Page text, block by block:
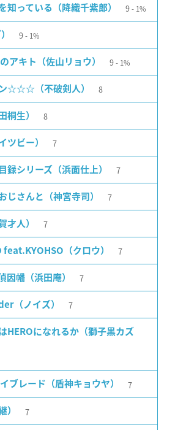
知っている（降織千紫郎） 9 1%
9 1%
アキト（佐山リョウ） 9 1%
☆☆☆（不破剣人） 8
桐生） 8
ツビー） 7
録シリーズ（浜面仕上） 7
じさんと（神宮寺司） 7
才人） 7
feat.KYOHSO（クロウ） 7
因幡（浜田庵） 7
（ノイズ） 7
HEROになれるか（獅子黒カズ
ブレード（盾神キョウヤ） 7
） 7